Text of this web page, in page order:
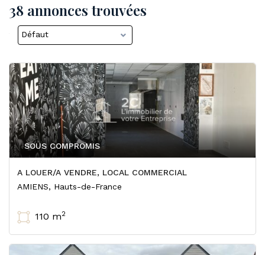
38 annonces trouvées
Défaut
A LOUER/A VENDRE, LOCAL COMMERCIAL
SOUS COMPROMIS
AMIENS, Hauts-de-France
110 m2